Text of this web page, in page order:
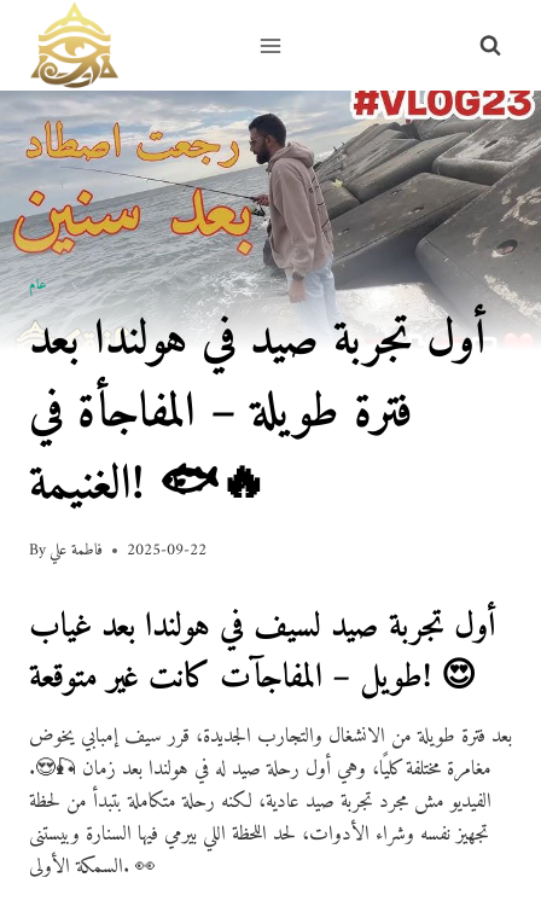
content
عام
أول تجربة صيد في هولندا بعد
فترة طويلة – المفاجأة في
الغنيمة! 🐟🔥
Byفاطمة علي 2025-09-22
أول تجربة صيد لسيف في هولندا بعد غياب
طويل – المفاجآت كانت غير متوقعة! 😍
بعد فترة طويلة من الانشغال والتجارب الجديدة، قرر سيف إمبابي يخوض
مغامرة مختلفة كليًا، وهي أول رحلة صيد له في هولندا بعد زمان 🎣😍.
الفيديو مش مجرد تجربة صيد عادية، لكنه رحلة متكاملة بتبدأ من لحظة
تجهيز نفسه وشراء الأدوات، لحد اللحظة اللي بيرمي فيها السنارة وبيستنى
السمكة الأولى. 👀